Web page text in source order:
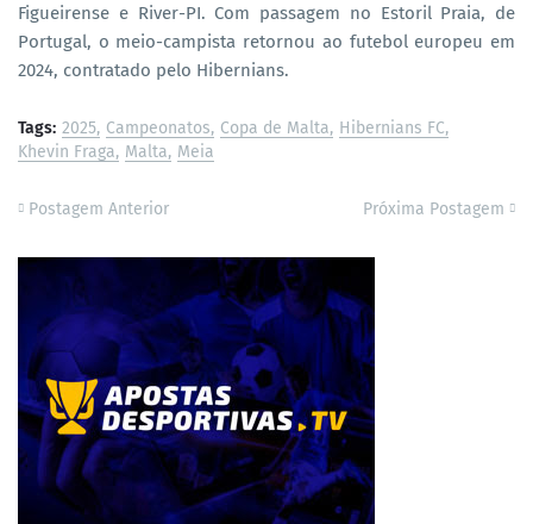
Figueirense e River-PI. Com passagem no Estoril Praia, de
Portugal, o meio-campista retornou ao futebol europeu em
2024, contratado pelo Hibernians.
Tags: 2025 Campeonatos Copa de Malta Hibernians FC
Khevin Fraga Malta Meia
Postagem Anterior Próxima Postagem